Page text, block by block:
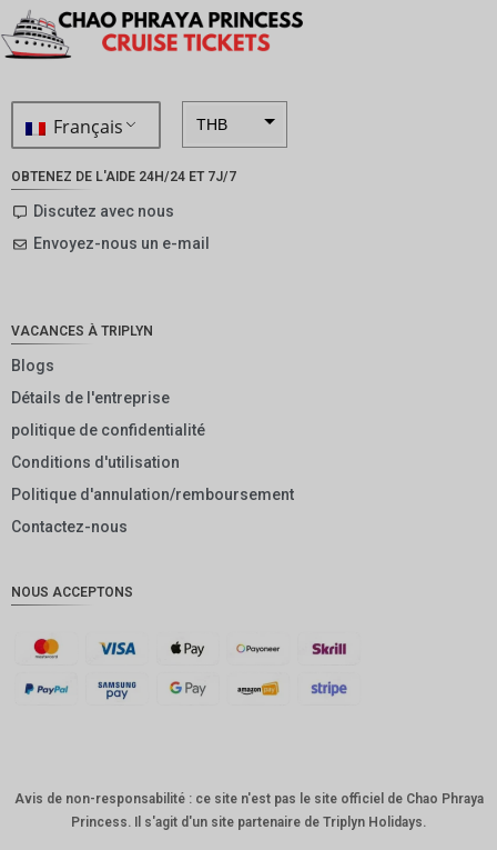
Français THB
NZD
GBP
AUD
KRW
MYR
OBTENEZ DE L'AIDE 24H/24 ET 7J/7
Discutez avec nous
Envoyez-nous un e-mail
VACANCES À TRIPLYN
Blogs
Détails de l'entreprise
politique de confidentialité
Conditions d'utilisation
Politique d'annulation/remboursement
Contactez-nous
NOUS ACCEPTONS
Avis de non-responsabilité : ce site n'est pas le site officiel de Chao Phraya
Princess. Il s'agit d'un site partenaire de Triplyn Holidays.